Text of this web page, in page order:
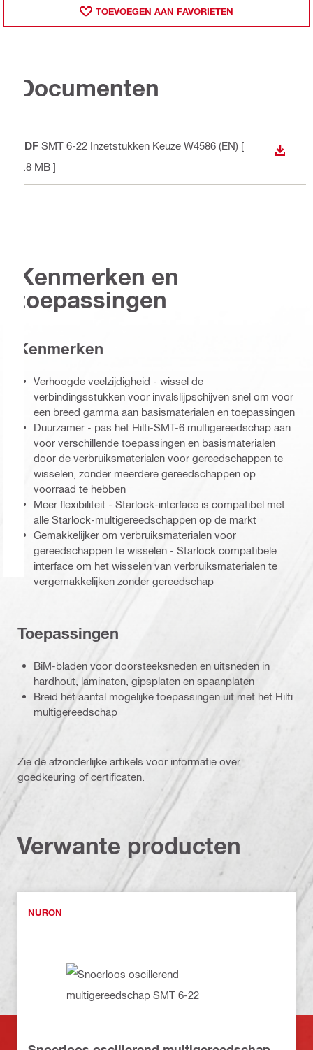
TOEVOEGEN AAN FAVORIETEN
Documenten
PDF SMT 6-22 Inzetstukken Keuze W4586 (EN) [
1.8 MB ]
Kenmerken en
toepassingen
Kenmerken
Verhoogde veelzijdigheid - wissel de
verbindingsstukken voor invalslijpschijven snel om voor
een breed gamma aan basismaterialen en toepassingen
Duurzamer - pas het Hilti-SMT-6 multigereedschap aan
voor verschillende toepassingen en basismaterialen
door de verbruiksmaterialen voor gereedschappen te
wisselen, zonder meerdere gereedschappen op
voorraad te hebben
Meer flexibiliteit - Starlock-interface is compatibel met
alle Starlock-multigereedschappen op de markt
Gemakkelijker om verbruiksmaterialen voor
gereedschappen te wisselen - Starlock compatibele
interface om het wisselen van verbruiksmaterialen te
vergemakkelijken zonder gereedschap
Toepassingen
BiM-bladen voor doorsteeksneden en uitsneden in
hardhout, laminaten, gipsplaten en spaanplaten
Breid het aantal mogelijke toepassingen uit met het Hilti
multigereedschap
Zie de afzonderlijke artikels voor informatie over
goedkeuring of certificaten.
Verwante producten
NURON